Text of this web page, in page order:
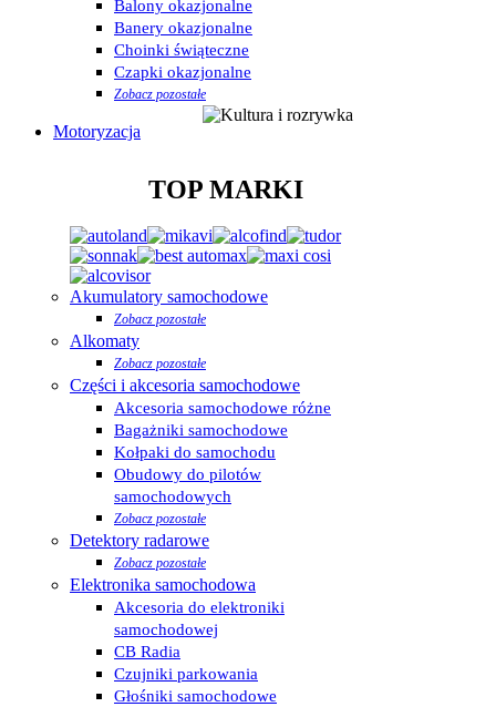
Balony okazjonalne
Banery okazjonalne
Choinki świąteczne
Czapki okazjonalne
Zobacz pozostałe
Motoryzacja
TOP MARKI
Akumulatory samochodowe
Zobacz pozostałe
Alkomaty
Zobacz pozostałe
Części i akcesoria samochodowe
Akcesoria samochodowe różne
Bagażniki samochodowe
Kołpaki do samochodu
Obudowy do pilotów
samochodowych
Zobacz pozostałe
Detektory radarowe
Zobacz pozostałe
Elektronika samochodowa
Akcesoria do elektroniki
samochodowej
CB Radia
Czujniki parkowania
Głośniki samochodowe